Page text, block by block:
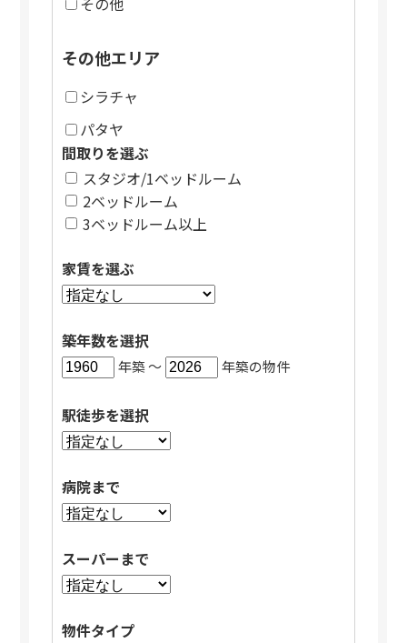
その他エリア
シラチャ
パタヤ
間取りを選ぶ
スタジオ/1ベッドルーム
2ベッドルーム
3ベッドルーム以上
家賃を選ぶ
築年数を選択
年築 〜 年築の物件
駅徒歩を選択
病院まで
スーパーまで
物件タイプ